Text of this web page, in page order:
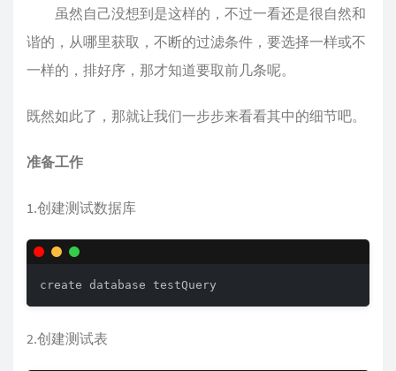
虽然自己没想到是这样的，不过一看还是很自然和
谐的，从哪里获取，不断的过滤条件，要选择一样或不
一样的，排好序，那才知道要取前几条呢。
既然如此了，那就让我们一步步来看看其中的细节吧。
准备工作
1.创建测试数据库
create database testQuery
2.创建测试表